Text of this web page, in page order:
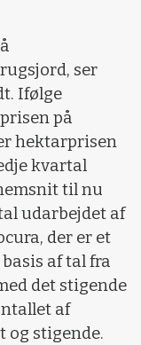
ser
Ifølge
på
hektarprisen
kvartal
til nu
udarbejdet af
der er et
af tal fra
det stigende
af
og stigende.